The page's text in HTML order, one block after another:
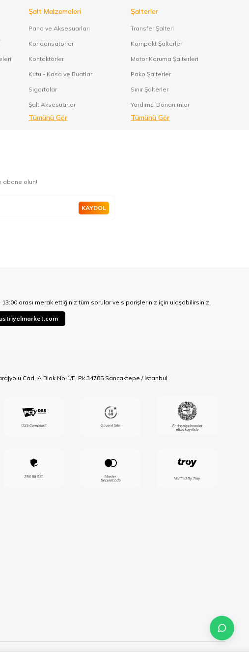
Şalt Malzemeleri
Pano ve Aksesuarları
Kondansatörler
Kontaktörler
Kutu - Kasa ve Buatlar
Sigortalar
Şalt Aksesuarlar
Tümünü Gör
Şalterler
Transfer Şalteri
Kompakt Şalterler
Motor Koruma Şalterleri
Pako Şalterler
Sınır Şalterler
Yardımcı Donanımlar
Tümünü Gör
abone olun!
KAYDOL
arası merak ettiğiniz tüm sorular ve siparişleriniz için ulaşabilirsiniz.
Cad, A Blok No:1/E, Pk.34785 Sancaktepe / İstanbul